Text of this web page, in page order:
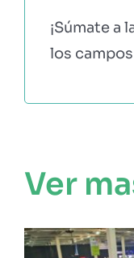
¡Súmate a
los
Ver